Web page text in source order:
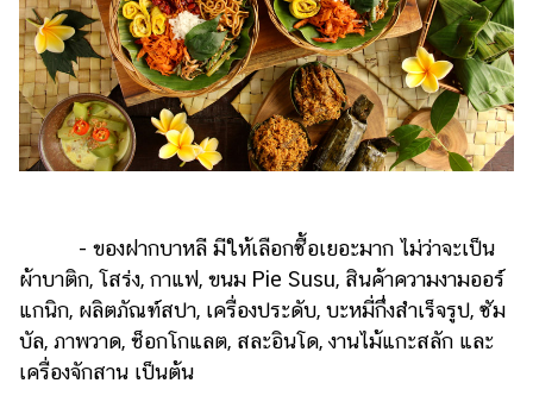
- ของฝากบาหลี มีให้เลือกซื้อเยอะมาก ไม่ว่าจะเป็น
ผ้าบาติก, โสร่ง, กาแฟ, ขนม Pie Susu, สินค้าความงามออร์
แกนิก, ผลิตภัณฑ์สปา, เครื่องประดับ, บะหมี่กึ่งสำเร็จรูป, ซัม
บัล, ภาพวาด, ช็อกโกแลต, สละอินโด, งานไม้แกะสลัก และ
เครื่องจักสาน เป็นต้น